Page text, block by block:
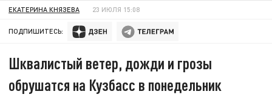
ЕКАТЕРИНА КНЯЗЕВА 23 ИЮЛЯ 15:08
ПОДПИШИТЕСЬ:
Шквалистый ветер, дожди и грозы
обрушатся на Кузбасс в понедельник